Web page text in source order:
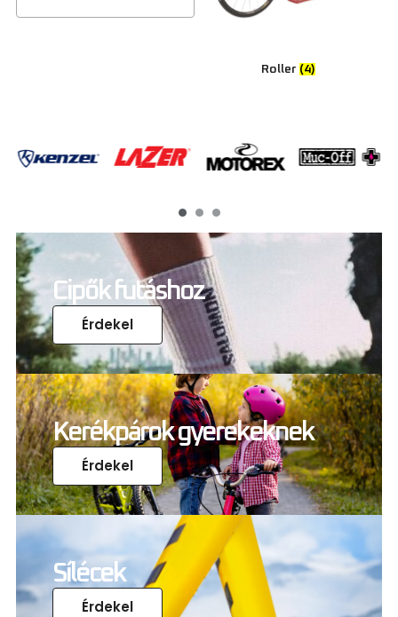
Roller (4)
Cipők futáshoz
Érdekel
Kerékpárok gyerekeknek
Érdekel
Sílécek
Érdekel